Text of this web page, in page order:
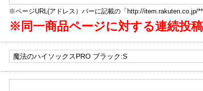
※ページURL(アドレス）バーに記載の「http://item.rakuten.co.jp/
※同一商品ページに対する連続投